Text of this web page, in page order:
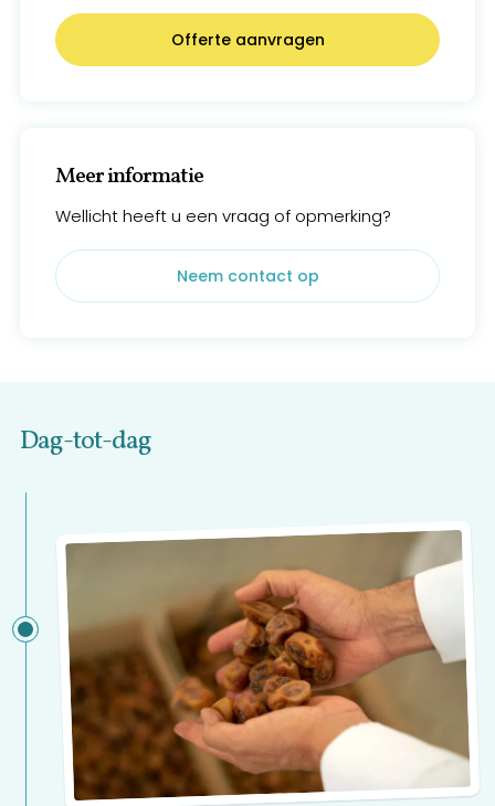
Offerte aanvragen
Meer informatie
Wellicht heeft u een vraag of opmerking?
Neem contact op
Dag-tot-dag